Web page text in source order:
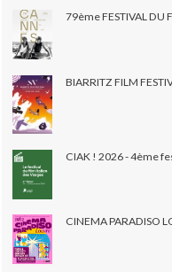
79ème FESTIVAL DU
BIARRITZ FILM
CIAK ! 2026 - 4ème
CINEMA PARADISO